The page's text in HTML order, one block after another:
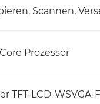
Scannen,
Prozessor
TFT-LCD-